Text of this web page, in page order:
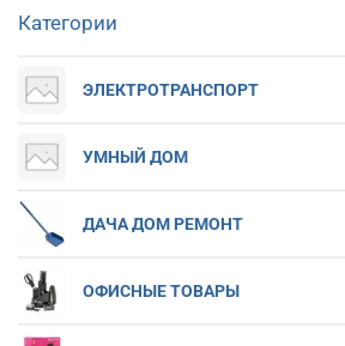
Категории
ЭЛЕКТРОТРАНСПОРТ
УМНЫЙ ДОМ
ДАЧА ДОМ РЕМОНТ
ОФИСНЫЕ ТОВАРЫ